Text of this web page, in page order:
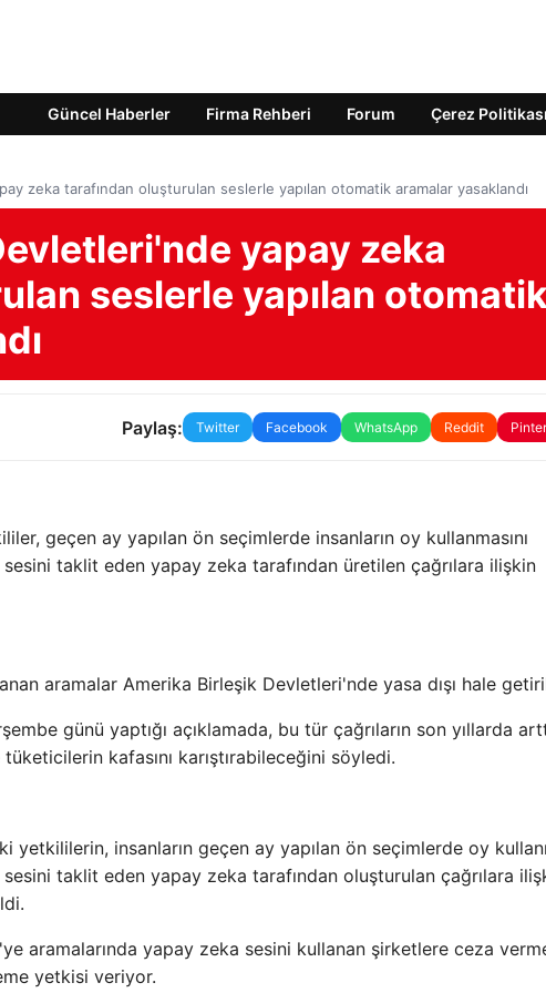
Güncel Haberler Firma Rehberi Forum Çerez Politikası
zeka tarafından oluşturulan seslerle yapılan otomatik aramalar yasaklandı
yapay zeka
seslerle yapılan otomatik
Paylaş: Twitter Facebook WhatsApp Reddit
geçen ay yapılan ön seçimlerde insanların oy kullanmasını
taklit eden yapay zeka tarafından üretilen çağrılara ilişkin
aramalar Amerika Birleşik Devletleri'nde yasa dışı hale
günü yaptığı açıklamada, bu tür çağrıların son yıllarda
kafasını karıştırabileceğini söyledi.
yetkililerin, insanların geçen ay yapılan ön seçimlerde oy
taklit eden yapay zeka tarafından oluşturulan çağrılara
aramalarında yapay zeka sesini kullanan şirketlere ceza
yetkisi veriyor.